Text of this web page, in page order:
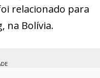
relacionado para
na Bolívia.